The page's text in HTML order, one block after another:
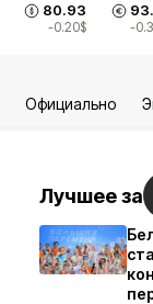
80.93
-0.20$ -
Официально
Лучшее за